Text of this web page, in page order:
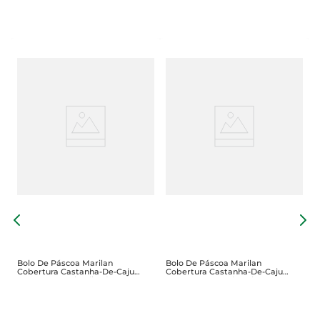
Bolo De Páscoa Marilan
Cobertura Castanha-De-Caju
Com FrutasCristalizadas E Uvas-
Bolo De Páscoa Marilan
Cobertura Castanha-De-Caju
Com Gotas De Chocolate Ao